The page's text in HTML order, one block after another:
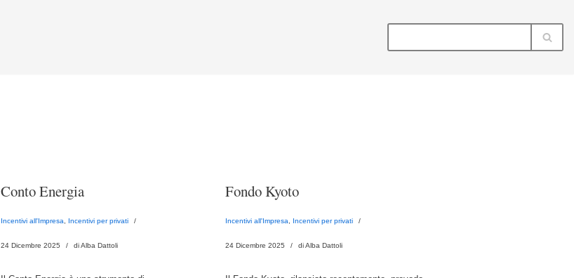
Conto Energia
Incentivi all'Impresa, Incentivi per privati
24 Dicembre 2025 di Alba Dattoli
Fondo Kyoto
Incentivi all'Impresa, Incentivi per privati
24 Dicembre 2025 di Alba Dattoli